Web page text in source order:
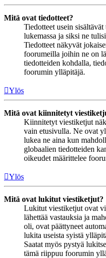
Mitä ovat tiedotteet?
Tiedotteet usein
lukemassa ja siksi ne
Tiedotteet näkyvät
foorumeilla joihin ne on
tiedotteiden kohdalla,
foorumin ylläpitäjä.
Ylös
Mitä ovat kiinnitetyt
Kiinnitetyt viestiketjut
vain etusivulla. Ne ovat
lukea ne aina kun
globaalien tiedotteiden
oikeudet määrittelee
Ylös
Mitä ovat lukitut viestiketjut?
Lukitut viestiketjut ovat
lähettää vastauksia ja
oli, ovat päättyneet
lukita useista syistä
Saatat myös pystyä
tämä riippuu foorumin